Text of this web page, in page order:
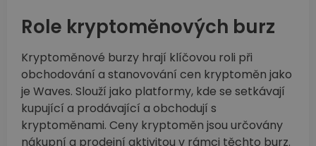
Role kryptoměnových burz
Kryptoměnové burzy hrají klíčovou roli při
obchodování a stanovování cen kryptoměn jako
je Waves. Slouží jako platformy, kde se setkávají
kupující a prodávající a obchodují s
kryptoměnami. Ceny kryptoměn jsou určovány
nákupní a prodejní aktivitou v rámci těchto burz.